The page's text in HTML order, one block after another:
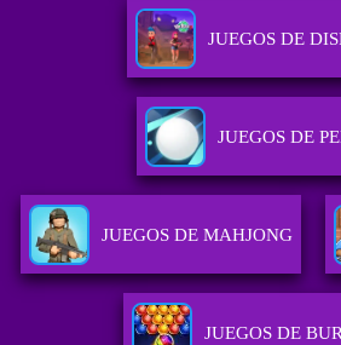
JUEGOS DE
JUEGOS DE
JUEGOS DE MAHJONG
JUEGOS DE